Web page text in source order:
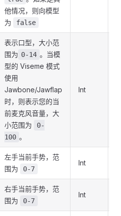
他情况，则向模型
为
false
表示口型，大小范
围为 0-14 。当模
型的 Viseme 模式
使用
Jawbone/Jawflap
时，则表示您的当
前麦克风音量，大
小范围为
0-
100 。
Int
左手当前手势，范
围为
0-7
Int
右手当前手势，范
围为
0-7
Int